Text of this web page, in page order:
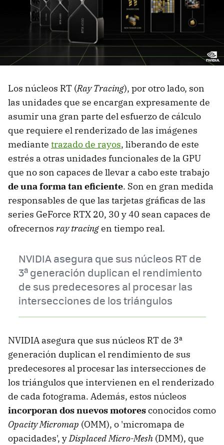
Los núcleos RT (Ray Tracing), por otro lado, son
las unidades que se encargan expresamente de
asumir una gran parte del esfuerzo de cálculo
que requiere el renderizado de las imágenes
mediante trazado de rayos, liberando de este
estrés a otras unidades funcionales de la GPU
que no son capaces de llevar a cabo este trabajo
de una forma tan eficiente. Son en gran medida
responsables de que las tarjetas gráficas de las
series GeForce RTX 20, 30 y 40 sean capaces de
ofrecernos ray tracingen tiempo real.
NVIDIA asegura que sus núcleos RT de
3ª generación duplican el rendimiento
de sus predecesores al procesar las
intersecciones de los triángulos
NVIDIA asegura que sus núcleos RT de 3ª
generación duplican el rendimiento de sus
predecesores al procesar las intersecciones de
los triángulos que intervienen en el renderizado
de cada fotograma. Además, estos núcleos
incorporan dos nuevos motoresconocidos como
Opacity Micromap (OMM), o 'micromapa de
opacidades', yDisplaced Micro-Mesh (DMM), que